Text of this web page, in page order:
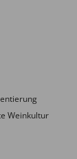
Weinkultur